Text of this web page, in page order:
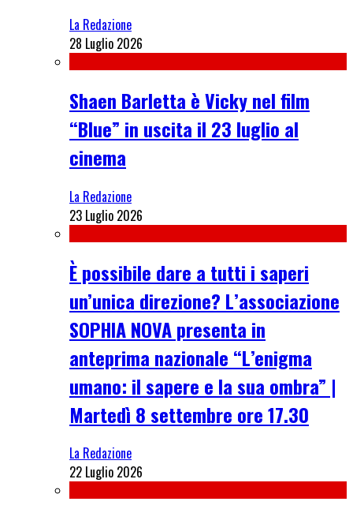
La Redazione
28 Luglio 2026
Shaen Barletta è Vicky nel film
“Blue” in uscita il 23 luglio al
cinema
La Redazione
23 Luglio 2026
È possibile dare a tutti i saperi
un’unica direzione? L’associazione
SOPHIA NOVA presenta in
anteprima nazionale “L’enigma
umano: il sapere e la sua ombra” |
Martedì 8 settembre ore 17.30
La Redazione
22 Luglio 2026